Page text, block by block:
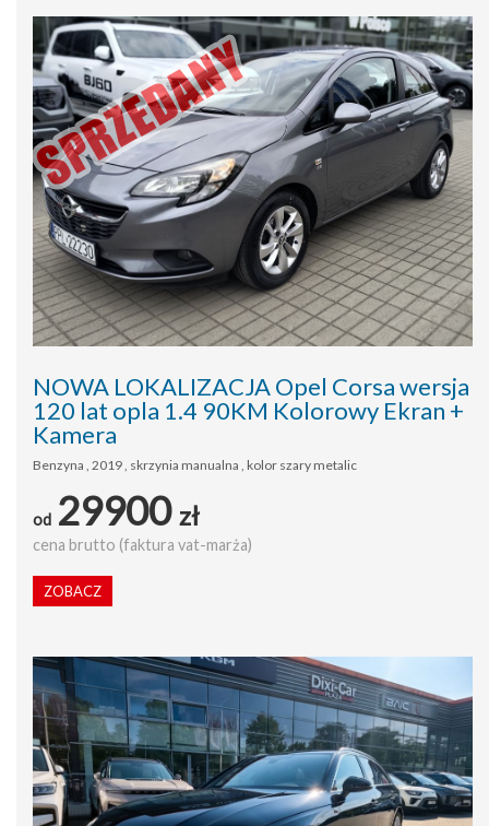
NOWA LOKALIZACJA Opel Corsa wersja
120 lat opla 1.4 90KM Kolorowy Ekran +
Kamera
Benzyna , 2019 , skrzynia manualna , kolor szary metalic
od 29900 zł
cena brutto (faktura vat-marża)
ZOBACZ